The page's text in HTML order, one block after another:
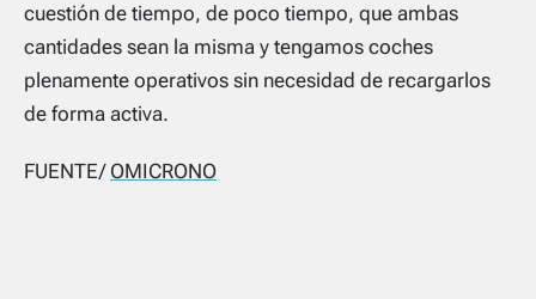
cuestión de tiempo, de poco tiempo, que ambas
cantidades sean la misma y tengamos coches
plenamente operativos sin necesidad de recargarlos
de forma activa.
FUENTE/ OMICRONO